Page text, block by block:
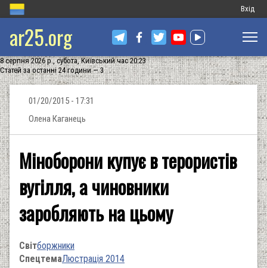
Меню
запису
Вхід
ar25.org
8 серпня 2026 р., субота, Київський час 20:23
Статей за останні 24 години — 3
01/20/2015 - 17:31
Олена Каганець
Міноборони купує в терористів
вугілля, а чиновники
заробляють на цьому
Світборжники
СпецтемаЛюстрація 2014